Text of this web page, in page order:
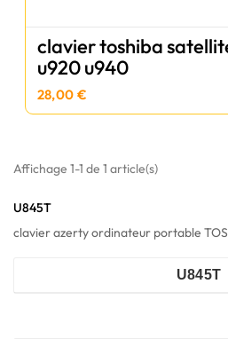
clavier toshiba
u920 u940
28,00 €
Affichage 1-1 de 1 article(s)
U845T
clavier azerty ordinateur portable
U845T